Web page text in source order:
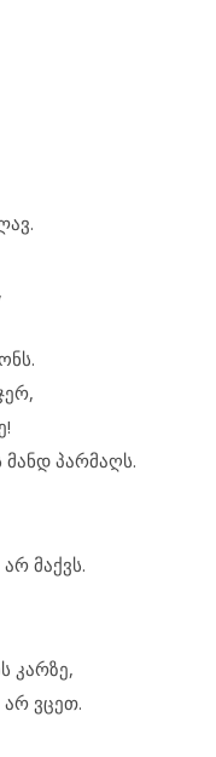
მანდ პარმაღს.
მაქვს.
კარზე,
ვცეთ.